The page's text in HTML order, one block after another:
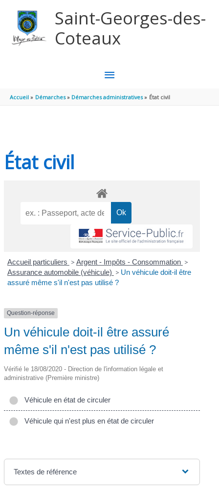
Saint-Georges-des-
Coteaux
MENU
PRINCIPAL
Accueil Démarches Démarches administratives État civil
État civil
Accueil particuliers > Argent - Impôts - Consommation >
Assurance automobile (véhicule) > Un véhicule doit-il être
assuré même s'il n'est pas utilisé ?
Question-réponse
Un véhicule doit-il être assuré
même s'il n'est pas utilisé ?
Vérifié le 18/08/2020 - Direction de l'information légale et
administrative (Première ministre)
Véhicule en état de circuler
Véhicule qui n'est plus en état de circuler
Textes de référence